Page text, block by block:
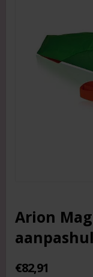
Arion
€82,91